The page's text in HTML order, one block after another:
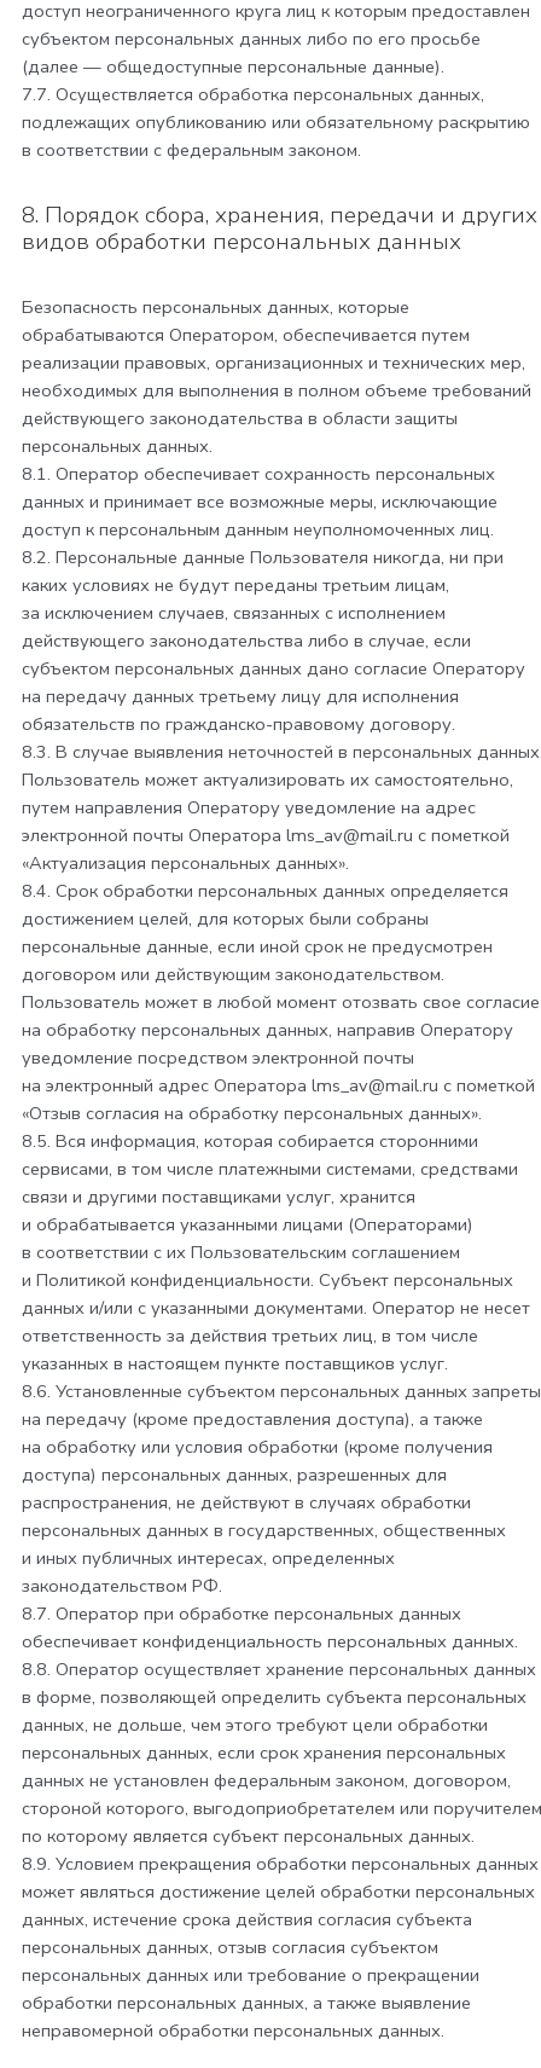
доступ неограниченного круга лиц к которым предоставлен
субъектом персональных данных либо по его просьбе
(далее — общедоступные персональные данные).
7.7. Осуществляется обработка персональных данных,
подлежащих опубликованию или обязательному раскрытию
в соответствии с федеральным законом.
8. Порядок сбора, хранения, передачи и других
видов обработки персональных данных
Безопасность персональных данных, которые
обрабатываются Оператором, обеспечивается путем
реализации правовых, организационных и технических мер,
необходимых для выполнения в полном объеме требований
действующего законодательства в области защиты
персональных данных.
8.1. Оператор обеспечивает сохранность персональных
данных и принимает все возможные меры, исключающие
доступ к персональным данным неуполномоченных лиц.
8.2. Персональные данные Пользователя никогда, ни при
каких условиях не будут переданы третьим лицам,
за исключением случаев, связанных с исполнением
действующего законодательства либо в случае, если
субъектом персональных данных дано согласие Оператору
на передачу данных третьему лицу для исполнения
обязательств по гражданско-правовому договору.
8.3. В случае выявления неточностей в персональных
Пользователь может актуализировать их самостоятельно,
путем направления Оператору уведомление на адрес
электронной почты Оператора lms_av@mail.ru с пометкой
«Актуализация персональных данных».
8.4. Срок обработки персональных данных определяется
достижением целей, для которых были собраны
персональные данные, если иной срок не предусмотрен
договором или действующим законодательством.
Пользователь может в любой момент отозвать свое согласие
на обработку персональных данных, направив Оператору
уведомление посредством электронной почты
на электронный адрес Оператора lms_av@mail.ru с пометкой
«Отзыв согласия на обработку персональных данных».
8.5. Вся информация, которая собирается сторонними
сервисами, в том числе платежными системами, средствами
связи и другими поставщиками услуг, хранится
и обрабатывается указанными лицами (Операторами)
в соответствии с их Пользовательским соглашением
и Политикой конфиденциальности. Субъект персональных
данных и/или с указанными документами. Оператор не несет
ответственность за действия третьих лиц, в том числе
указанных в настоящем пункте поставщиков услуг.
8.6. Установленные субъектом персональных данных запреты
на передачу (кроме предоставления доступа), а также
на обработку или условия обработки (кроме получения
доступа) персональных данных, разрешенных для
распространения, не действуют в случаях обработки
персональных данных в государственных, общественных
и иных публичных интересах, определенных
законодательством РФ.
8.7. Оператор при обработке персональных данных
обеспечивает конфиденциальность персональных данных.
8.8. Оператор осуществляет хранение персональных данных
в форме, позволяющей определить субъекта персональных
данных, не дольше, чем этого требуют цели обработки
персональных данных, если срок хранения персональных
данных не установлен федеральным законом, договором,
стороной которого, выгодоприобретателем или поручителем
по которому является субъект персональных данных.
8.9. Условием прекращения обработки персональных данных
может являться достижение целей обработки персональных
данных, истечение срока действия согласия субъекта
персональных данных, отзыв согласия субъектом
персональных данных или требование о прекращении
обработки персональных данных, а также выявление
неправомерной обработки персональных данных.